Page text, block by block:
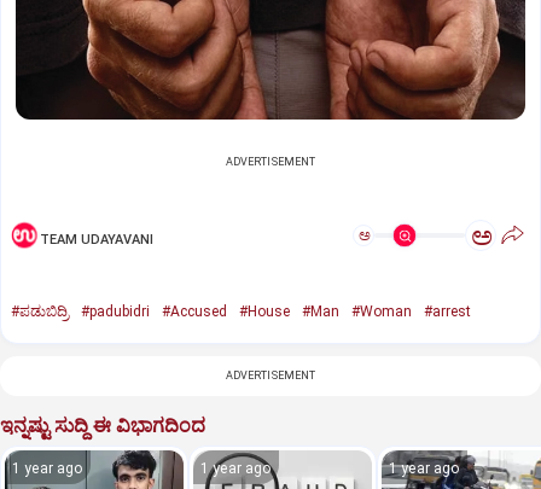
ADVERTISEMENT
TEAM UDAYAVANI ಅ ಅ
#ಪಡುಬಿದ್ರಿ #padubidri #Accused #House #Man #Woman #arrest
ADVERTISEMENT
ಇನ್ನಷ್ಟು ಸುದ್ದಿ ಈ ವಿಭಾಗದಿಂದ
1 year ago 1 year ago 1 year ago